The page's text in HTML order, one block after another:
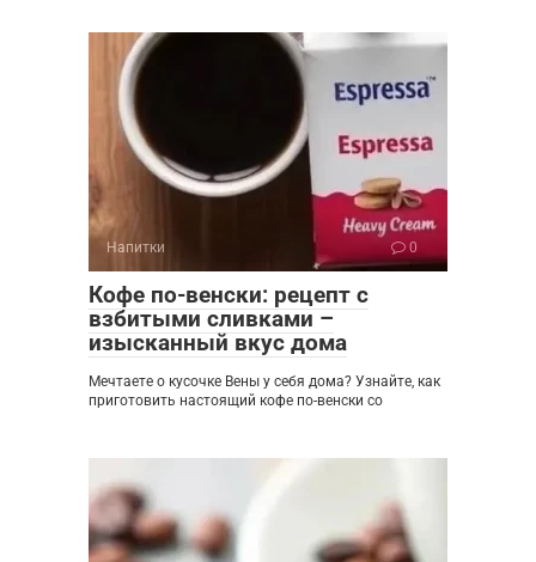
Напитки 0
Кофе по-венски: рецепт с
взбитыми сливками –
изысканный вкус дома
Мечтаете о кусочке Вены у себя дома? Узнайте, как
приготовить настоящий кофе по-венски со